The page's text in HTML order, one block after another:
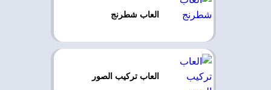
العاب شطرنج
العاب تركيب الصور